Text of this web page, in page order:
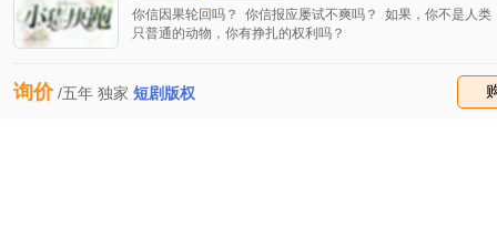
你信因果轮回吗？ 你信报应屡试不爽吗？ 如果，你不是人类
只普通的动物，你有挣扎的权利吗？
询价 /五年 独家 短剧版权